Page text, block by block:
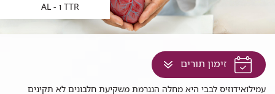
תפריט
TTR ו - AL
זימון תוריםלחץ
למעבר
מרפאת
עמילואידוזיס לבבי היא מחלה הנגרמת משקיעת חלבונים לא תקינים